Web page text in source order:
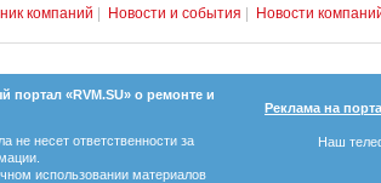
компаний Новости и события Новости
портал «RVM.SU» о ремонте и
не несет ответственности за
использовании материалов
Реклама на
Наш